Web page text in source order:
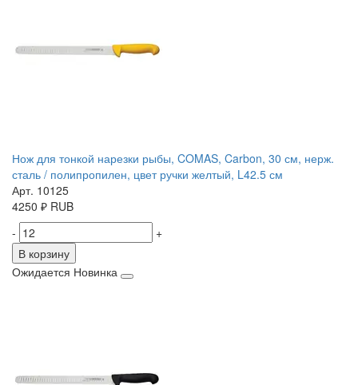
Нож для тонкой нарезки рыбы, COMAS, Carbon, 30 см, нерж.
сталь / полипропилен, цвет ручки желтый, L42.5 см
Арт. 10125
4250 ₽ RUB
-
+
В корзину
Ожидается Новинка